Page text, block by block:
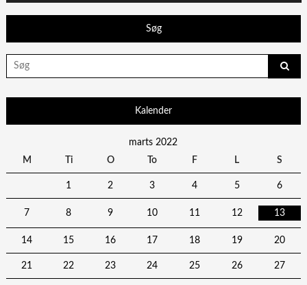
Søg
Search
for:
Kalender
marts 2022
M
Ti O To F L S
1 2 3 4 5 6
7 8 9 10 11 12 13
14 15 16 17 18 19 20
21 22 23 24 25 26 27